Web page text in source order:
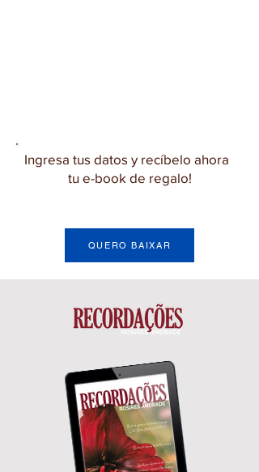
Ingresa tus datos y recíbelo ahora
tu e-book de regalo!
QUERO BAIXAR